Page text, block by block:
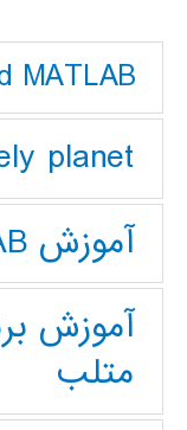
MATLAB
planet
آموزش MATLAB
آموزش
متلب